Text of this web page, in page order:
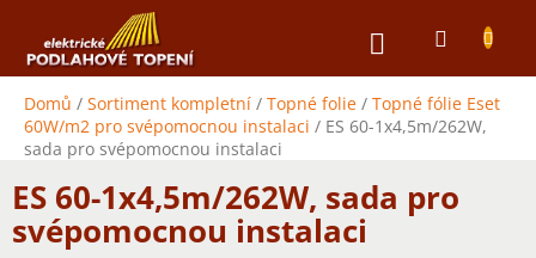
obsah
NÁKUPNÍ
Domů / Sortiment kompletní / Topné folie / Topné fólie Eset
60W/m2 pro svépomocnou instalaci / ES 60-1x4,5m/262W,
sada pro svépomocnou instalaci
ES 60-1x4,5m/262W, sada pro
svépomocnou instalaci